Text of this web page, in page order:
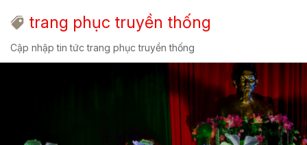
trang phục truyền thống
Cập nhập tin tức trang phục truyền thống